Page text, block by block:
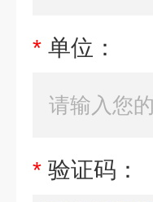
* 单位：
* 验证码：